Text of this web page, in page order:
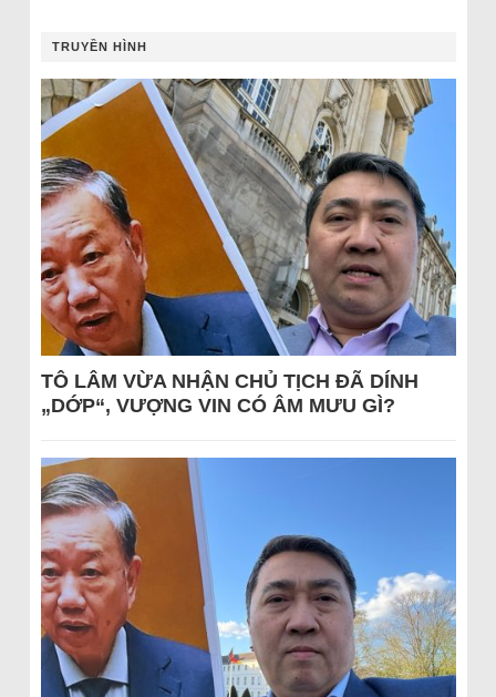
TRUYỀN HÌNH
TÔ LÂM VỪA NHẬN CHỦ TỊCH ĐÃ DÍNH
„DỚP“, VƯỢNG VIN CÓ ÂM MƯU GÌ?